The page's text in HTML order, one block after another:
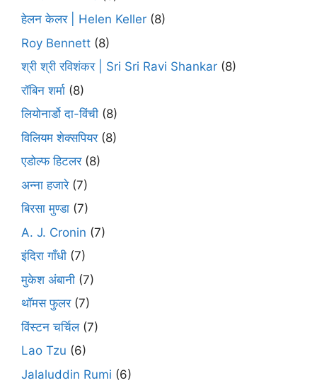
हेलन केलर | Helen Keller (8)
Roy Bennett (8)
श्री श्री रविशंकर | Sri Sri Ravi Shankar (8)
रॉबिन शर्मा (8)
लियोनार्डो दा-विंची (8)
विलियम शेक्सपियर(8)
एडोल्फ हिटलर(8)
अन्ना हजारे(7)
बिरसा मुण्डा (7)
A. J. Cronin (7)
इंदिरा गाँधी (7)
मुकेश अंबानी (7)
थॉमस फुलर(7)
विंस्टन चर्चिल(7)
Lao Tzu (6)
Jalaluddin Rumi (6)